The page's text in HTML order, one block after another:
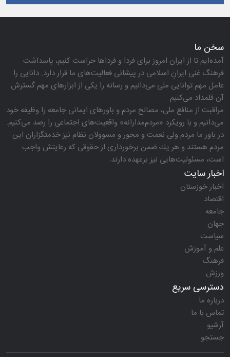
سخن ما
آمده‌ایم تا از ایران امروز برای فردا و فرداها حراست كنیم، پاسداشت
فرهنگ غنی ایرانِ اسلامی در پیشانی فعالیت‌های ما قرار دارد. دانایی را
عامل مهم توانایی ملی می‌دانیم و رسانه را یكی از ابزارهای مهم گسترش
آن قلمداد می‌كنیم.
مراقبت از منافع ملی، مصالح مردم و باورهای ایمانی جامعه را وظیفه خود
می‌دانیم و با رویكرد «مردم‌مدارانه‌» واقعیت‌های اجتماعی را رصد می‌كنیم.
در باور ما مردم ولی نعمت و محور و مسوولان نظام نیز خدمتگزاران این
مردم هستند و هر یك ضمن برخورداری از حقوقی كه رعایتش واجب
است، مسئولیت‌هایی نیز برعهده دارند.
اخبار سایت
اخبار خوزستان
اقتصاد
جامعه
جهان
سیاست
علم و آموزش
فرهنگ
ورزش
دسترسی سریع
درباره ما
تماس با ما
آرشیو
جستجو